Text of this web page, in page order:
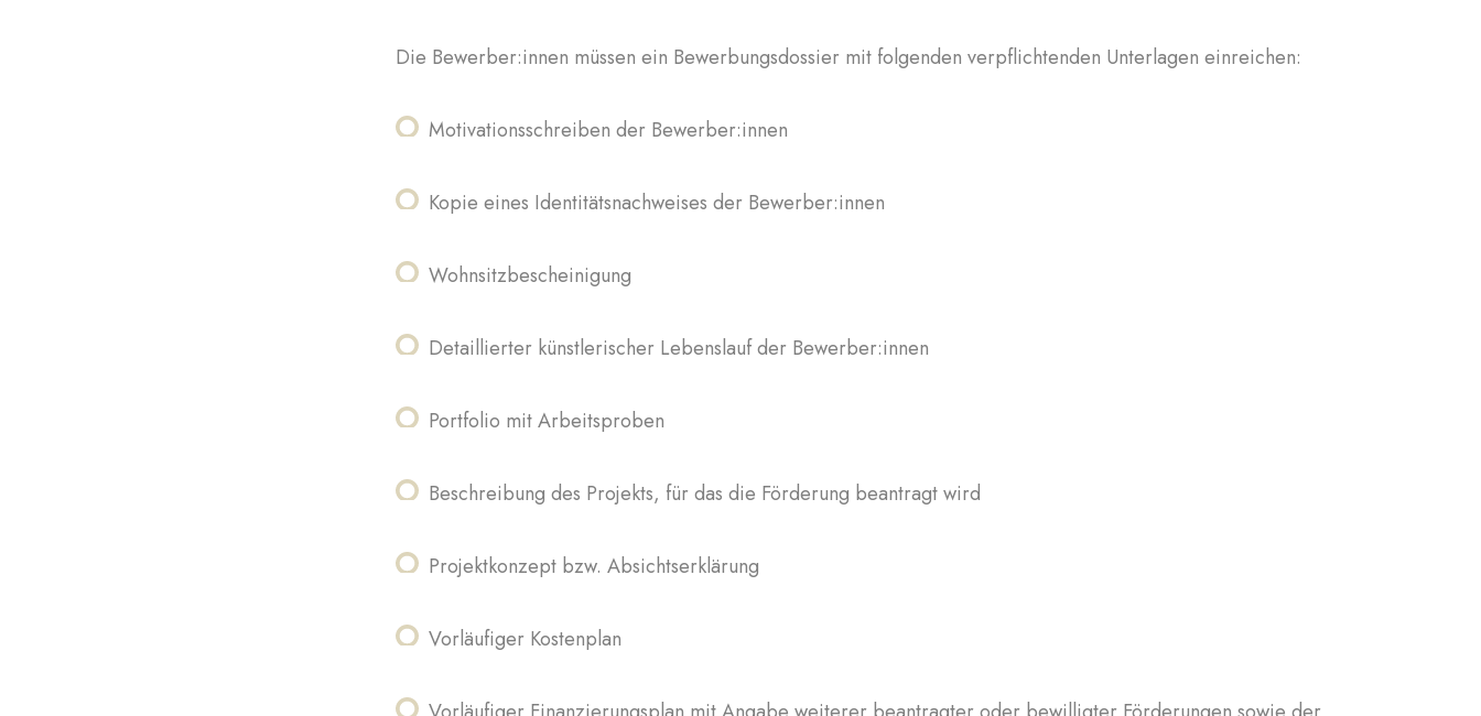
Die Bewerber:innen müssen ein Bewerbungsdossier mit folgenden verpflichtenden Unterlagen einreichen:
Motivationsschreiben der Bewerber:innen
Kopie eines Identitätsnachweises der Bewerber:innen
Wohnsitzbescheinigung
Detaillierter künstlerischer Lebenslauf der Bewerber:innen
Portfolio mit Arbeitsproben
Beschreibung des Projekts, für das die Förderung beantragt wird
Projektkonzept bzw. Absichtserklärung
Vorläufiger Kostenplan